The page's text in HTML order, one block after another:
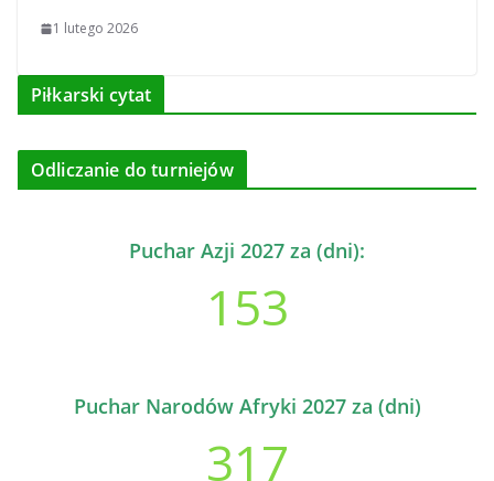
1 lutego 2026
Piłkarski cytat
Odliczanie do turniejów
Puchar Azji 2027 za (dni):
153
Puchar Narodów Afryki 2027 za (dni)
317